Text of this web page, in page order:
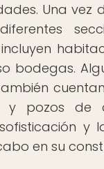
Una vez
bodegas.
y pozos de
y
en su